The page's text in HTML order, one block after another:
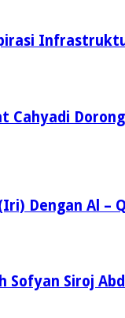
Cahyadi
Dengan Al –
Siroj